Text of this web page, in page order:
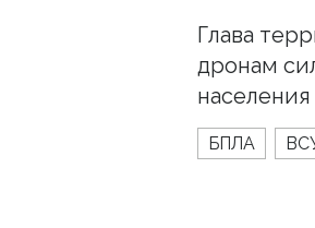
Глава
дронам
БПЛА